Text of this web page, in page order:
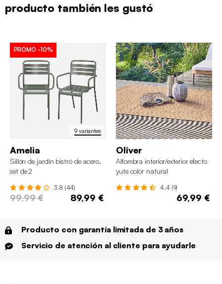
producto también les gustó
9 variantes
PROMO -10%
Amelia
Sillón de jardín bistró de acero,
set de 2
3.8 (44)
99,99 € 89,99 €
Oliver
Alfombra interior/exterior efecto
yute color natural
4.4 (9)
69,99 €
Producto con garantía limitada de 3 años
Servicio de atención al cliente para ayudarle